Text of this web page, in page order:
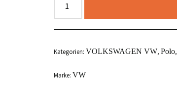
Kategorien: VOLKSWAGEN VW, Polo,
Marke: VW